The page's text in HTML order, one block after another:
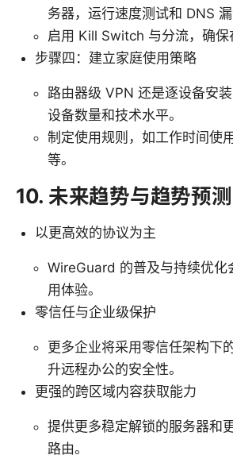
务器，运行速度测试和 DNS 漏
启用 Kill Switch 与分流，确保
步骤四：建立家庭使用策略
路由器级 VPN 还是逐设备安
设备数量和技术水平。
制定使用规则，如工作时间使
等。
10. 未来趋势与趋势预测
以更高效的协议为主
WireGuard 的普及与持续优化
用体验。
零信任与企业级保护
更多企业将采用零信任架构下
升远程办公的安全性。
更强的跨区域内容获取能力
提供更多稳定解锁的服务器和
路由。